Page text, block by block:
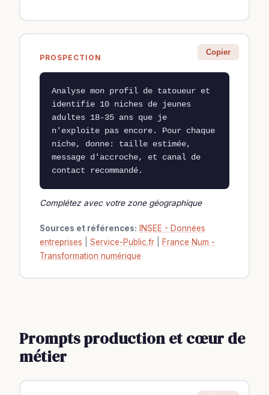
PROSPECTION
Copier
Analyse mon profil de tatoueur et
identifie 10 niches de jeunes
adultes 18-35 ans que je
n'exploite pas encore. Pour chaque
niche, donne: taille estimée,
message d'accroche, et canal de
contact recommandé.
Complétez avec votre zone géographique
Sources et références:
INSEE - Données
entreprises
Service-Public.fr
France Num -
Transformation numérique
Prompts production et cœur de
métier